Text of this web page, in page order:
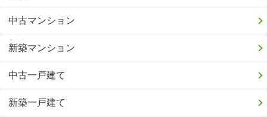
中古マンション
新築マンション
中古一戸建て
新築一戸建て